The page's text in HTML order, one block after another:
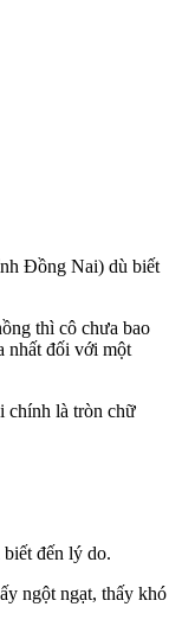
Đồng Nai) dù biết
thì cô chưa bao
nhất đối với một
chính là tròn chữ
đến lý do.
ngột ngạt, thấy khó